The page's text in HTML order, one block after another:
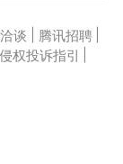
谈 腾讯招聘
侵权投诉指引